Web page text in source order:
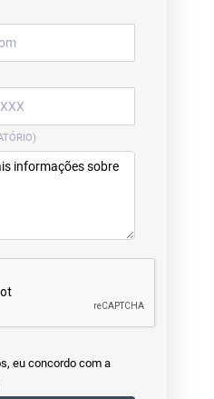
eu concordo com a